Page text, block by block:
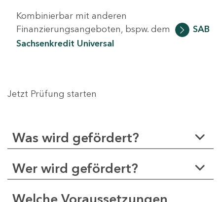
Kombinierbar mit anderen
Finanzierungsangeboten, bspw. dem
SAB
Sachsenkredit Universal
Jetzt Prüfung starten
Was wird gefördert?
Wer wird gefördert?
Welche Voraussetzungen